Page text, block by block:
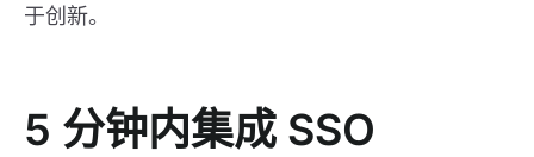
于创新。
5 分钟内集成 SSO